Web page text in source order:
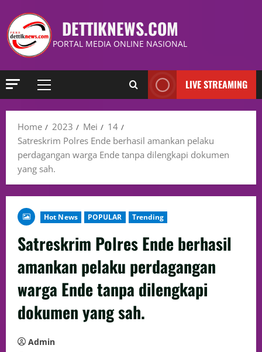
DETTIKNEWS.COM
PORTAL MEDIA ONLINE NASIONAL
LIVE STREAMING
Home 2023 Mei
14
Satreskrim Polres Ende berhasil amankan pelaku
perdagangan warga Ende tanpa dilengkapi dokumen
yang sah.
Hot News POPULAR Trending
Satreskrim Polres Ende berhasil
amankan pelaku perdagangan
warga Ende tanpa dilengkapi
dokumen yang sah.
Admin